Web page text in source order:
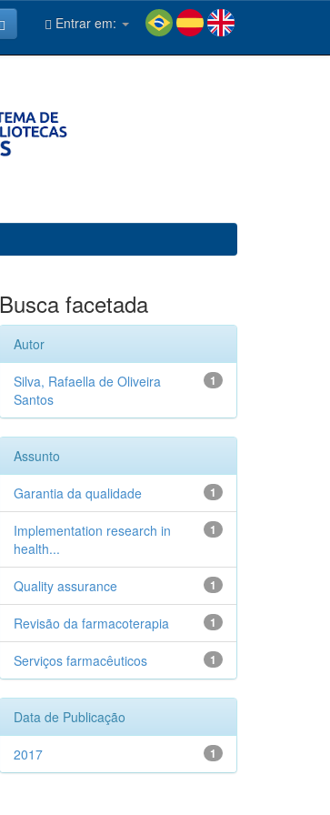
Entrar em:
Busca facetada
Autor
1
Silva, Rafaella de Oliveira
Santos
Assunto
1
Garantia da qualidade
1
Implementation research in
health...
1
Quality assurance
1
Revisão da farmacoterapia
1
Serviços farmacêuticos
Data de Publicação
1
2017